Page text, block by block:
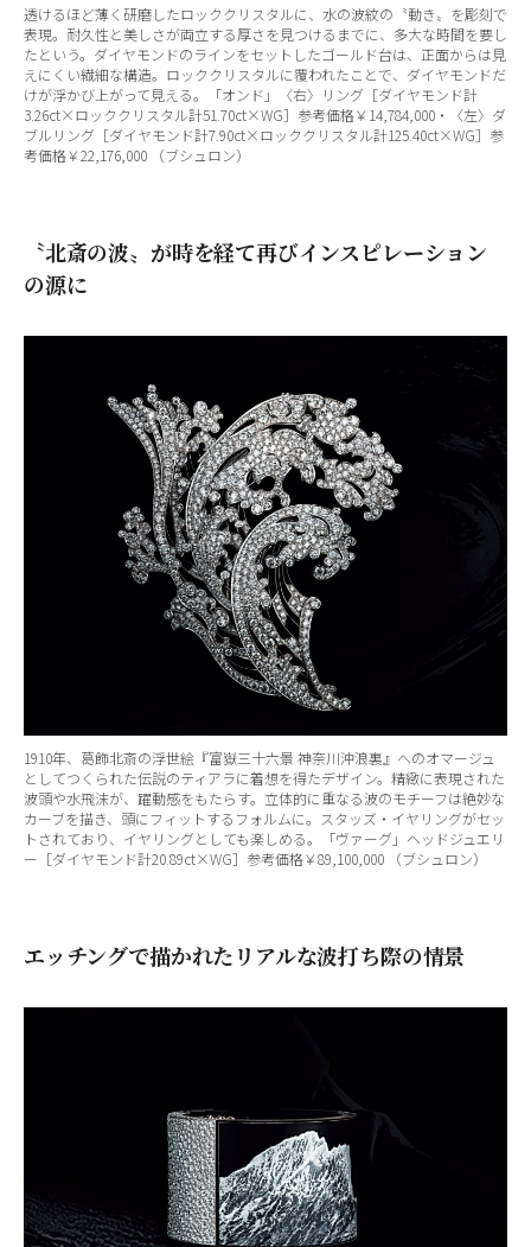
透けるほど薄く研磨したロッククリスタルに、水の波紋の〝動き〟を彫刻で
表現。耐久性と美しさが両立する厚さを見つけるまでに、多大な時間を要し
たという。ダイヤモンドのラインをセットしたゴールド台は、正面からは見
えにくい繊細な構造。ロッククリスタルに覆われたことで、ダイヤモンドだ
けが浮かび上がって見える。「オンド」〈右〉リング［ダイヤモンド計
3.26ct×ロッククリスタル計51.70ct×WG］参考価格￥14,784,000・〈左〉ダ
ブルリング［ダイヤモンド計7.90ct×ロッククリスタル計125.40ct×WG］参
考価格￥22,176,000 （ブシュロン）
〝北斎の波〟が時を経て再びインスピレーション
の源に
1910年、葛飾北斎の浮世絵『富嶽三十六景 神奈川沖浪裏』へのオマージュ
としてつくられた伝説のティアラに着想を得たデザイン。精緻に表現された
波頭や水飛沫が、躍動感をもたらす。立体的に重なる波のモチーフは絶妙な
カーブを描き、頭にフィットするフォルムに。スタッズ・イヤリングがセッ
トされており、イヤリングとしても楽しめる。「ヴァーグ」ヘッドジュエリ
ー［ダイヤモンド計20.89ct×WG］参考価格￥89,100,000 （ブシュロン）
エッチングで描かれたリアルな波打ち際の情景